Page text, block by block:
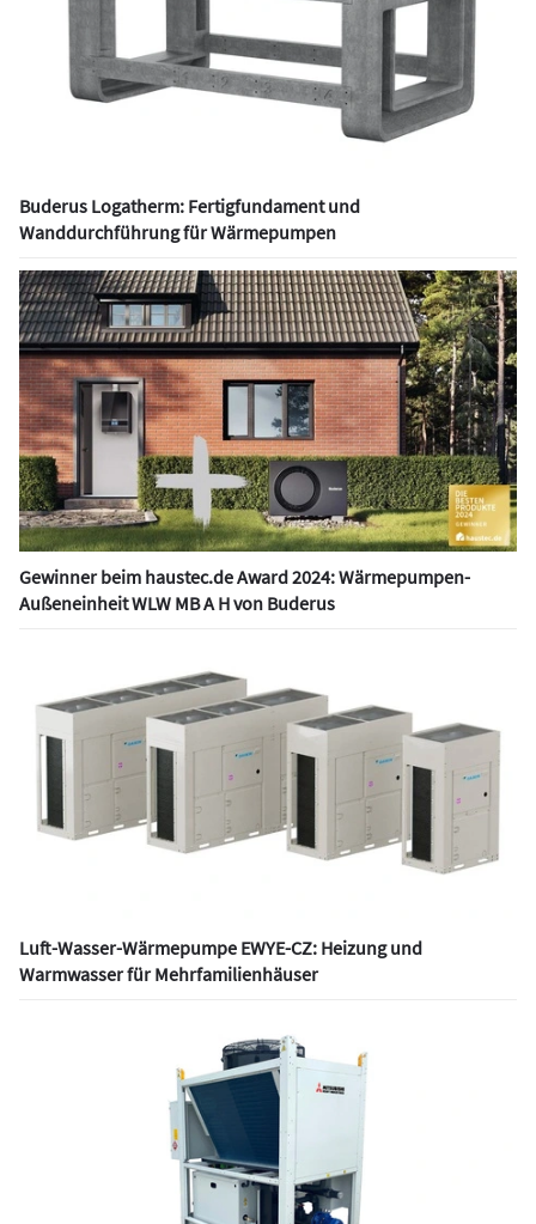
Buderus Logatherm: Fertigfundament und
Wanddurchführung für Wärmepumpen
Gewinner beim haustec.de Award 2024: Wärmepumpen-
Außeneinheit WLW MB A H von Buderus
Luft-Wasser-Wärmepumpe EWYE-CZ: Heizung und
Warmwasser für Mehrfamilienhäuser